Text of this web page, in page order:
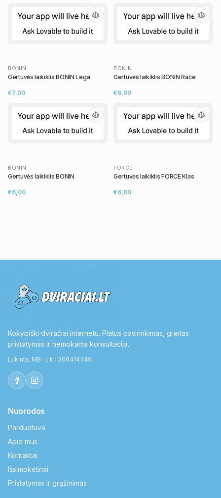
BONIN
Gertuvės laikiklis BONIN Lega
€7,00
BONIN
Gertuvės laikiklis BONIN Race
€6,00
BONIN
Gertuvės laikiklis BONIN
€6,00
FORCE
Gertuvės laikiklis FORCE Klas
€6,00
Kokybiški dviračiai internetu. Platus pasirinkimas, greitas
pristatymas ir nemokama konsultacija.
Lukinta, MB · Į. k.: 306414349
Nuorodos
Parduotuvė
Apie mus
Kontaktai
Išsimokėtinai
Pristatymas ir grąžinimas